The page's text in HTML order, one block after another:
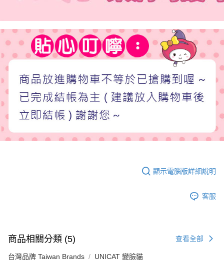
顯示電腦版詳細說明
客服
商品相關分類 (5) 查看全部
台灣品牌 Taiwan Brands UNICAT 變臉貓